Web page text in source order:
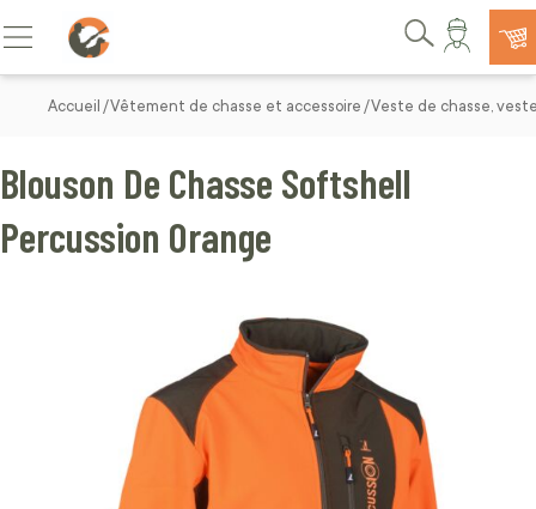
Allez au contenu
Basculer la navigation
Rechercher
Accueil Vêtement de chasse et accessoire Veste de chasse,
Blouson De Chasse Softshell
Percussion Orange